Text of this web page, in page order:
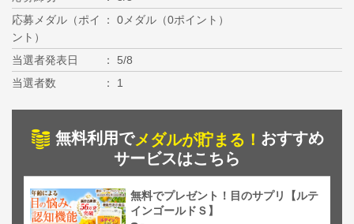
応募メダル（ポイ
ント）
0メダル（0ポイント）
当選者発表日
5/8
当選者数
1
無料利用でメダルが貯まる！ おすすめ
サービスはこちら
無料でプレゼント！目のサプリ【ルテ
インゴールドＳ】